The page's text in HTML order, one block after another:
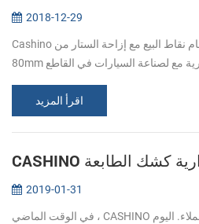
2018-12-29
Cashino وسعت تقديم المنتج على نظام نقاط البيع مع إزاحة الستار من
80mm استلام الطابعة الحرارية مع لصناعة السيارات في القاطع EP-380C.
الاسترات...
اقرأ المزيد
2019-01-31
في الوقت الماضي ، CASHINO يوفر 2 بوصة و 3 بوصة للعملاء. اليوم